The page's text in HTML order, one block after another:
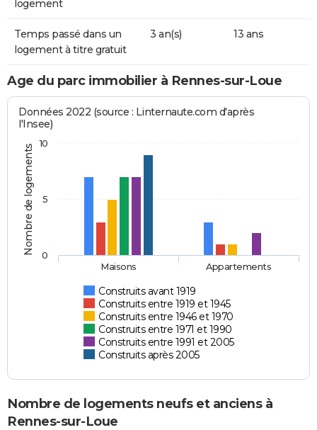
logement
Temps passé dans un
logement à titre gratuit
3 an(s) 13 ans
Age du parc immobilier à Rennes-sur-Loue
Nombre de logements
Données 2022 (source : Linternaute.com d'après
l'Insee)
Construits avant 1919
Construits entre 1919 et 1945
Construits entre 1946 et 1970
Construits entre 1971 et 1990
Construits entre 1991 et 2005
Construits après 2005
Maisons Appartements
0
5
10
Nombre de logements neufs et anciens à
Rennes-sur-Loue